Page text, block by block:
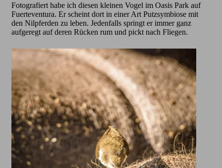
Fotografiert habe ich diesen kleinen Vogel im Oasis Park auf
Fuerteventura. Er scheint dort in einer Art Putzsymbiose mit
den Nilpferden zu leben. Jedenfalls springt er immer ganz
aufgeregt auf deren Rücken rum und pickt nach Fliegen.